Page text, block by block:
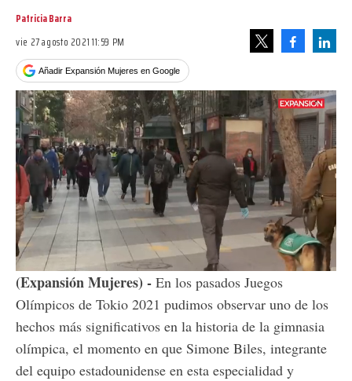
Patricia Barra
vie 27 agosto 2021 11:59 PM
Añadir Expansión Mujeres en Google
Facebook
Unmute Loaded
100.00%
(Expansión Mujeres) - En los pasados Juegos
Olímpicos de Tokio 2021 pudimos observar uno de los
hechos más significativos en la historia de la gimnasia
olímpica, el momento en que Simone Biles, integrante
del equipo estadounidense en esta especialidad y